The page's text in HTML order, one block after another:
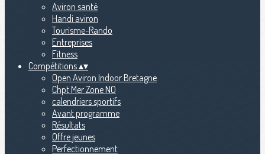
Aviron santé
Handi aviron
Tourisme-Rando
Entreprises
Fitness
Compétitions▴▾
Open Aviron Indoor Bretagne
Chpt Mer Zone NO
calendriers sportifs
Avant programme
Résultats
Offre jeunes
Perfectionnement